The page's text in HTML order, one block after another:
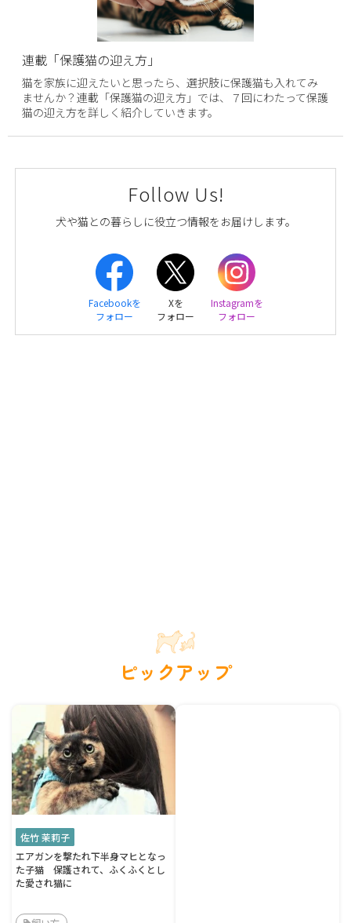
連載「保護猫の迎え方」
猫を家族に迎えたいと思ったら、選択肢に保護猫も入れてみ
ませんか？連載「保護猫の迎え方」では、７回にわたって保護
猫の迎え方を詳しく紹介していきます。
Follow Us!
犬や猫との暮らしに役立つ情報をお届けします。
Facebookを
フォロー
Xを
フォロー
Instagramを
フォロー
ピックアップ
佐竹 茉莉子
エアガンを撃たれ下半身マヒとなっ
た子猫 保護されて、ふくふくとし
た愛され猫に